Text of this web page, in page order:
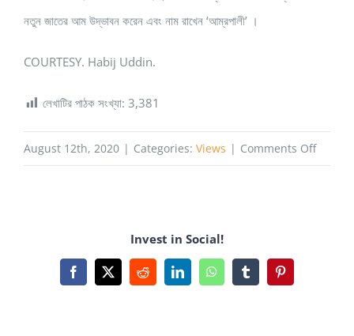
নতুন জাতের আম উদ্ভাবন করেন এবং নাম রাখেন ‘আম্রপালী’ ।
COURTESY. Habij Uddin.
লেখাটির পাঠক সংখ্যা: 3,381
August 12th, 2020 | Categories: Views | Comments Offon
Invest in Social!
Facebook
X RedditLinkedInWhatsAppTumblrPinterest